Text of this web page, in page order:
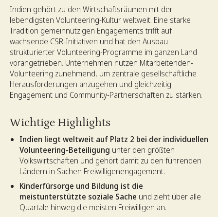
Indien gehört zu den Wirtschaftsräumen mit der
lebendigsten Volunteering-Kultur weltweit. Eine starke
Tradition gemeinnützigen Engagements trifft auf
wachsende CSR-Initiativen und hat den Ausbau
strukturierter Volunteering-Programme im ganzen Land
vorangetrieben. Unternehmen nutzen Mitarbeitenden-
Volunteering zunehmend, um zentrale gesellschaftliche
Herausforderungen anzugehen und gleichzeitig
Engagement und Community-Partnerschaften zu stärken.
Wichtige Highlights
Indien liegt weltweit auf Platz 2 bei der individuellen
Volunteering-Beteiligung unter den größten
Volkswirtschaften und gehört damit zu den führenden
Ländern in Sachen Freiwilligenengagement.
Kinderfürsorge und Bildung ist die
meistunterstützte soziale Sache und zieht über alle
Quartale hinweg die meisten Freiwilligen an.